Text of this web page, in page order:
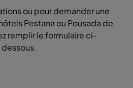
ou pour demander une
Pestana ou Pousada de
remplir le formulaire ci-
dessous.